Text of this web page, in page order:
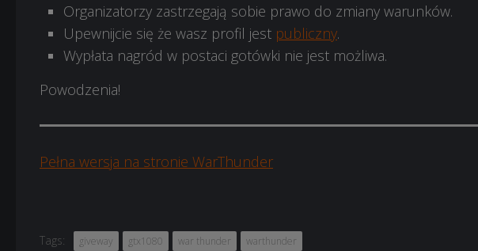
Organizatorzy zastrzegają sobie prawo do zmiany warunków.
Upewnijcie się że wasz profil jest publiczny.
Wypłata nagród w postaci gotówki nie jest możliwa.
Powodzenia!
Pełna wersja na stronie WarThunder
Tags: giveway gtx1080 war thunder warthunder